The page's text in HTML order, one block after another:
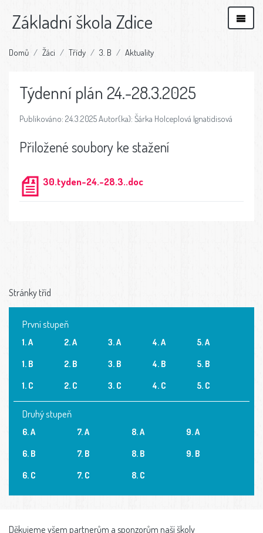
Základní škola Zdice
Domů Žáci Třídy 3. B Aktuality
Týdenní plán 24.-28.3.2025
Publikováno: 24.3.2025 Autor(ka): Šárka Holceplová Ignatidisová
Přiložené soubory ke stažení
30.tyden-24.-28.3..doc
Stránky tříd
První stupeň
1. A
1. B
1. C
2. A
2. B
2. C
3. A
3. B
3. C
4. A
4. B
4. C
5. A
5. B
5. C
Druhý stupeň
6. A
6. B
6. C
7. A
7. B
7. C
8. A
8. B
8. C
9. A
9. B
Děkujeme všem partnerům a sponzorům naší školy